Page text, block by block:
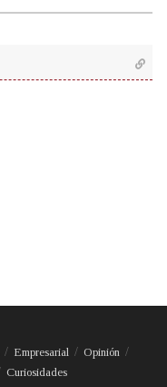
Empresarial
Opinión
Curiosidades